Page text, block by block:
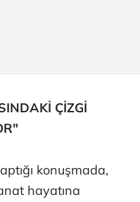
ÇİZGİ
konuşmada,
hayatına